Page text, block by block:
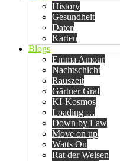
History
Gesundheit
Daten
Karten
Blogs
Emma Amour
Nachtschicht
Rauszeit
Gärtner Graf
KI-Kosmos
Loading …
Down by Law
Move on up
Watts On
Rat der Weisen